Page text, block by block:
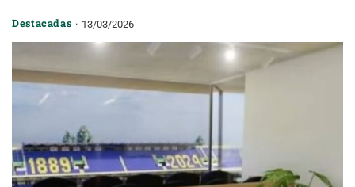
Destacadas 13/03/2026